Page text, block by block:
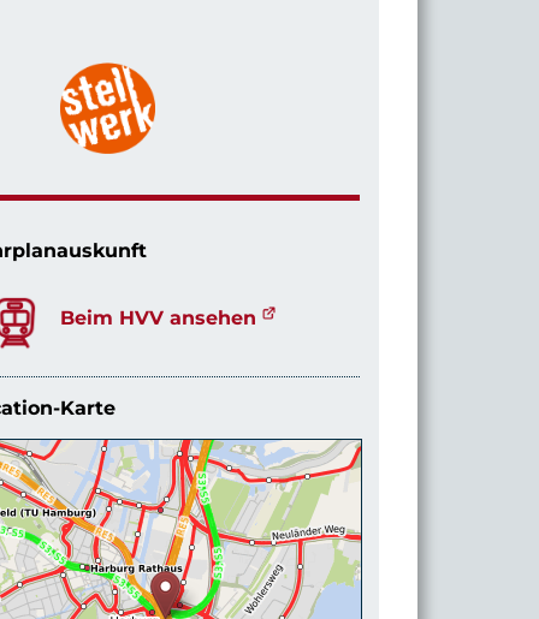
Beim HVV ansehen
Karte